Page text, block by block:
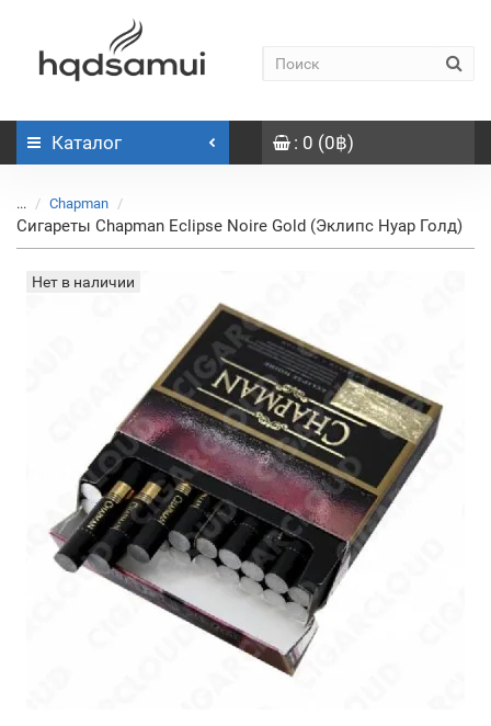
Каталог : 0 (0฿)
... Chapman
Сигареты Chapman Eclipse Noire Gold (Эклипс Нуар Голд)
Нет в наличии